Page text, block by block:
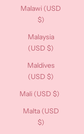
Malawi (USD
$)
Malaysia
(USD $)
Maldives
(USD $)
Mali (USD $)
Malta (USD
$)